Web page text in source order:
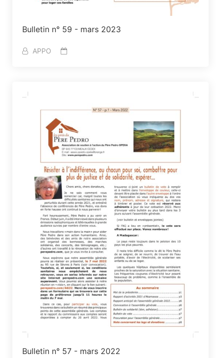
Bulletin n° 59 - mars 2023
APPO
Bulletin n° 57 - mars 2022